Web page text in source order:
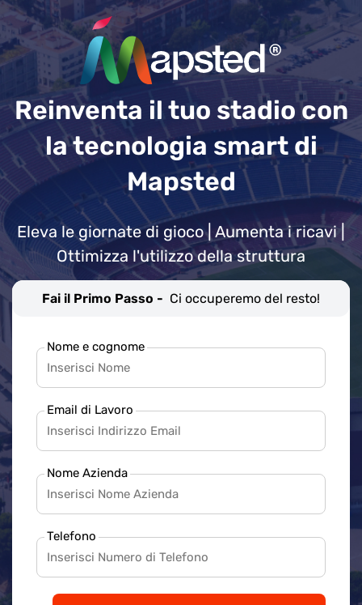
Reinventa il tuo stadio con
la tecnologia smart di
Mapsted
Eleva le giornate di gioco | Aumenta i ricavi |
Ottimizza l'utilizzo della struttura
Fai il Primo Passo - Ci occuperemo del resto!
Nome e cognome
Email di Lavoro
Nome Azienda
Telefono